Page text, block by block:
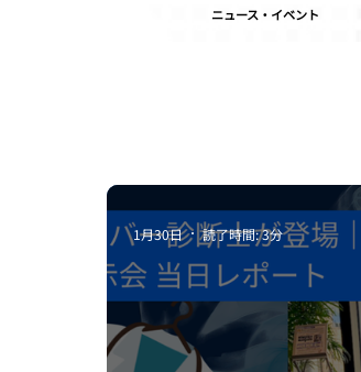
ニュース・イベント
1月30日 読了時間: 3分